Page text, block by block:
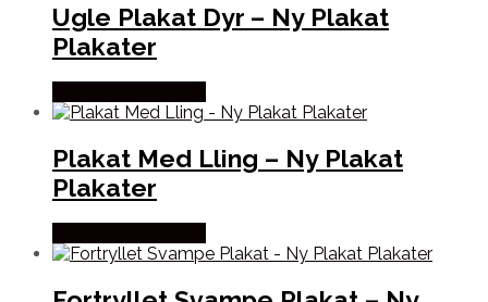
Ugle Plakat Dyr – Ny Plakat
Plakater
Plakat Med Lling – Ny Plakat
Plakater